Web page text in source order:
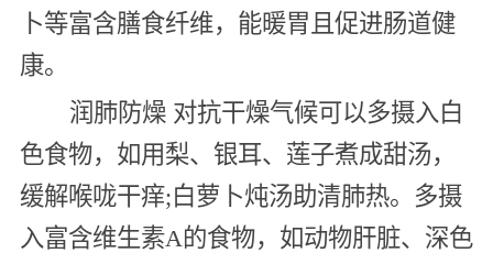
卜等富含膳食纤维，能暖胃且促进肠道健
康。
润肺防燥 对抗干燥气候可以多摄入白
色食物，如用梨、银耳、莲子煮成甜汤，
缓解喉咙干痒;白萝卜炖汤助清肺热。多摄
入富含维生素A的食物，如动物肝脏、深色